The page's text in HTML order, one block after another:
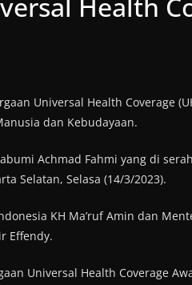
Universal Health Coverage
dan Kebudayaan.
Achmad Fahmi yang di
Selatan, Selasa (14/3/2023).
KH Ma’ruf Amin dan
Effendy.
Universal Health Coverage
dan Pemuda
Reses Masa
2026
admin